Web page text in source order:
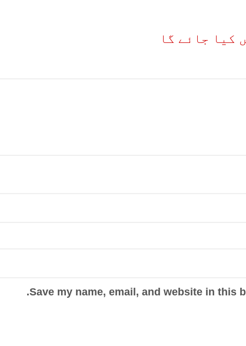
کیا جائے گا
Save my name, email, and website in this